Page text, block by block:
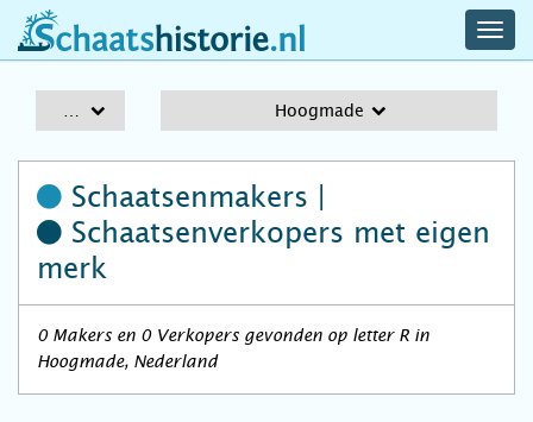
schaatshistorie.nl
Hoogmade
Schaatsenmakers |
Schaatsenverkopers met eigen
merk
0 Makers en 0 Verkopers gevonden op letter R in
Hoogmade, Nederland